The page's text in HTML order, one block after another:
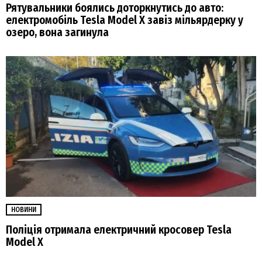
Рятувальники боялись доторкнутись до авто:
електромобіль Tesla Model X завіз мільярдерку у
озеро, вона загинула
НОВИНИ
Поліція отримала електричний кросовер Tesla
Model Х